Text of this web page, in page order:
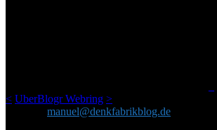
< UberBlogr Webring >
manuel@denkfabrikblog.de